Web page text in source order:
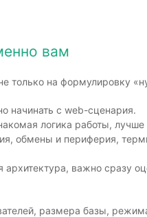
вам
только на формулировку
начинать с web-сценария.
логика работы, лучше
обмены и периферия,
архитектура, важно сразу
размера базы,